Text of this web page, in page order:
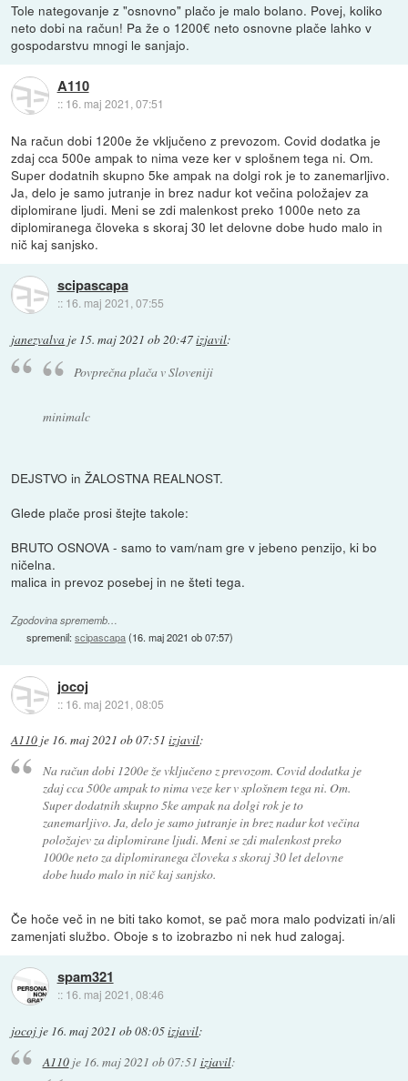
Tole nategovanje z "osnovno" plačo je malo bolano. Povej, koliko
neto dobi na račun! Pa že o 1200€ neto osnovne plače lahko v
gospodarstvu mnogi le sanjajo.
A110
:: 16. maj 2021, 07:51
Na račun dobi 1200e že vključeno z prevozom. Covid dodatka je
zdaj cca 500e ampak to nima veze ker v splošnem tega ni. Om.
Super dodatnih skupno 5ke ampak na dolgi rok je to zanemarljivo.
Ja, delo je samo jutranje in brez nadur kot večina položajev za
diplomirane ljudi. Meni se zdi malenkost preko 1000e neto za
diplomiranega človeka s skoraj 30 let delovne dobe hudo malo in
nič kaj sanjsko.
scipascapa
:: 16. maj 2021, 07:55
janezvalva je 15. maj 2021 ob 20:47izjavil:
Povprečna plača v Sloveniji
minimalc
DEJSTVO in ŽALOSTNA REALNOST.
Glede plače prosi štejte takole:
BRUTO OSNOVA - samo to vam/nam gre v jebeno penzijo, ki bo
ničelna.
malica in prevoz posebej in ne šteti tega.
Zgodovina sprememb…
spremenil:scipascapa(16. maj 2021 ob 07:57)
jocoj
:: 16. maj 2021, 08:05
A110 je 16. maj 2021 ob 07:51 izjavil:
Na račun dobi 1200e že vključeno z prevozom. Covid dodatka je
zdaj cca 500e ampak to nima veze ker v splošnem tega ni. Om.
Super dodatnih skupno 5ke ampak na dolgi rok je to
zanemarljivo. Ja, delo je samo jutranje in brez nadur kot večina
položajev za diplomirane ljudi. Meni se zdi malenkost preko
1000e neto za diplomiranega človeka s skoraj 30 let delovne
dobe hudo malo in nič kaj sanjsko.
Če hoče več in ne biti tako komot, se pač mora malo podvizati in/ali
zamenjati službo. Oboje s to izobrazbo ni nek hud zalogaj.
spam321
:: 16. maj 2021, 08:46
jocoj je 16. maj 2021 ob 08:05izjavil:
A110je 16. maj 2021 ob 07:51 izjavil: